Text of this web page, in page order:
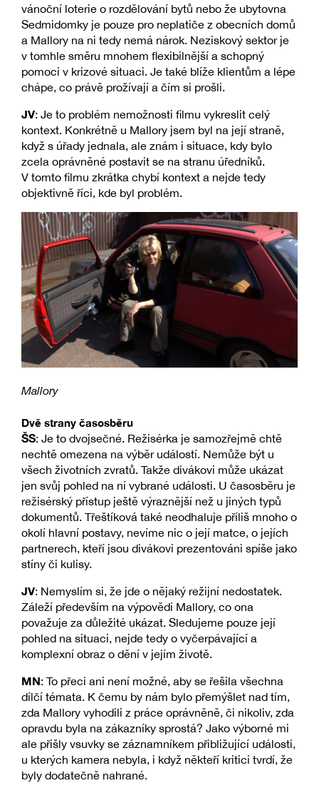
vánoční loterie o rozdělování bytů nebo že ubytovna
Sedmidomky je pouze pro neplatiče z obecních domů
a Mallory na ni tedy nemá nárok. Neziskový sektor je
v tomhle směru mnohem flexibilnější a schopný
pomoci v krizové situaci. Je také blíže klientům a lépe
chápe, co právě prožívají a čím si prošli.
JV: Je to problém nemožnosti filmu vykreslit celý
kontext. Konkrétně u Mallory jsem byl na její straně,
když s úřady jednala, ale znám i situace, kdy bylo
zcela oprávněné postavit se na stranu úředníků.
V tomto filmu zkrátka chybí kontext a nejde tedy
objektivně říci, kde byl problém.
Mallory
Dvě strany časosběru
ŠS: Je to dvojsečné. Režisérka je samozřejmě chtě
nechtě omezena na výběr událostí. Nemůže být u
všech životních zvratů. Takže divákovi může ukázat
jen svůj pohled na ní vybrané události. U časosběru je
režisérský přístup ještě výraznější než u jiných typů
dokumentů. Třeštíková také neodhaluje příliš mnoho o
okolí hlavní postavy, nevíme nic o její matce, o jejích
partnerech, kteří jsou divákovi prezentováni spíše jako
stíny či kulisy.
JV: Nemyslím si, že jde o nějaký režijní nedostatek.
Záleží především na výpovědi Mallory, co ona
považuje za důležité ukázat. Sledujeme pouze její
pohled na situaci, nejde tedy o vyčerpávající a
komplexní obraz o dění v jejím životě.
MN: To přeci ani není možné, aby se řešila všechna
dílčí témata. K čemu by nám bylo přemýšlet nad tím,
zda Mallory vyhodili z práce oprávněně, či nikoliv, zda
opravdu byla na zákazníky sprostá? Jako výborné mi
ale přišly vsuvky se záznamníkem přibližující události,
u kterých kamera nebyla, i když někteří kritici tvrdí, že
byly dodatečně nahrané.